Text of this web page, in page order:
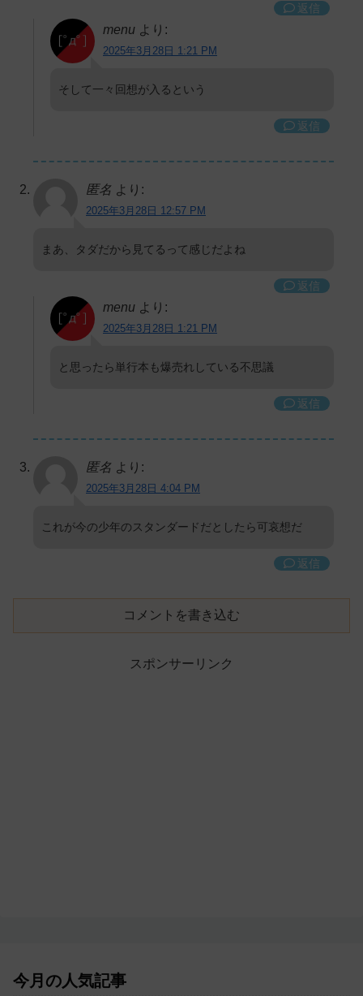
返信
menu より:
2025年3月28日 1:21 PM
そして一々回想が入るという
返信
匿名 より:
2025年3月28日 12:57 PM
まあ、タダだから見てるって感じだよね
返信
menu より:
2025年3月28日 1:21 PM
と思ったら単行本も爆売れしている不思議
返信
匿名 より:
2025年3月28日 4:04 PM
これが今の少年のスタンダードだとしたら可哀想だ
返信
コメントを書き込む
スポンサーリンク
今月の人気記事